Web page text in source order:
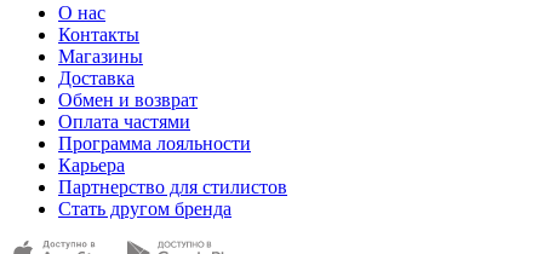
О нас
Контакты
Магазины
Доставка
Обмен и возврат
Оплата частями
Программа лояльности
Карьера
Партнерство для стилистов
Стать другом бренда